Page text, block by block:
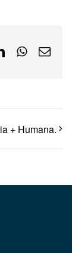
LinkedInWhatsApp
E-
+ Humana.